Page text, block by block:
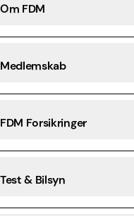
Om FDM
Medlemskab
FDM Forsikringer
Test & Bilsyn